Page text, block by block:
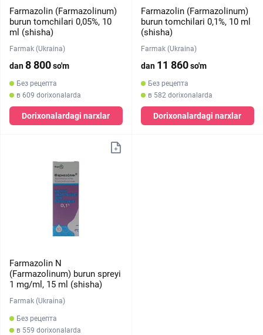
Farmazolin (Farmazolinum)
burun tomchilari 0,05%, 10
ml (shisha)
Farmak (Ukraina)
dan8 800so'm
Без рецепта
в 609 dorixonalarda
Dorixonalardagi narxlar
Farmazolin (Farmazolinum)
burun tomchilari 0,1%, 10 ml
(shisha)
Farmak (Ukraina)
dan 11 860so'm
Без рецепта
в 582 dorixonalarda
Dorixonalardagi narxlar
Farmazolin N
(Farmazolinum) burun spreyi
1 mg/ml, 15 ml (shisha)
Farmak (Ukraina)
Без рецепта
в 559 dorixonalarda